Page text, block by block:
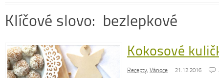
Klíčové slovo: bezlepkové
Kokosové
Recepty, Vánoce 21.12.2016